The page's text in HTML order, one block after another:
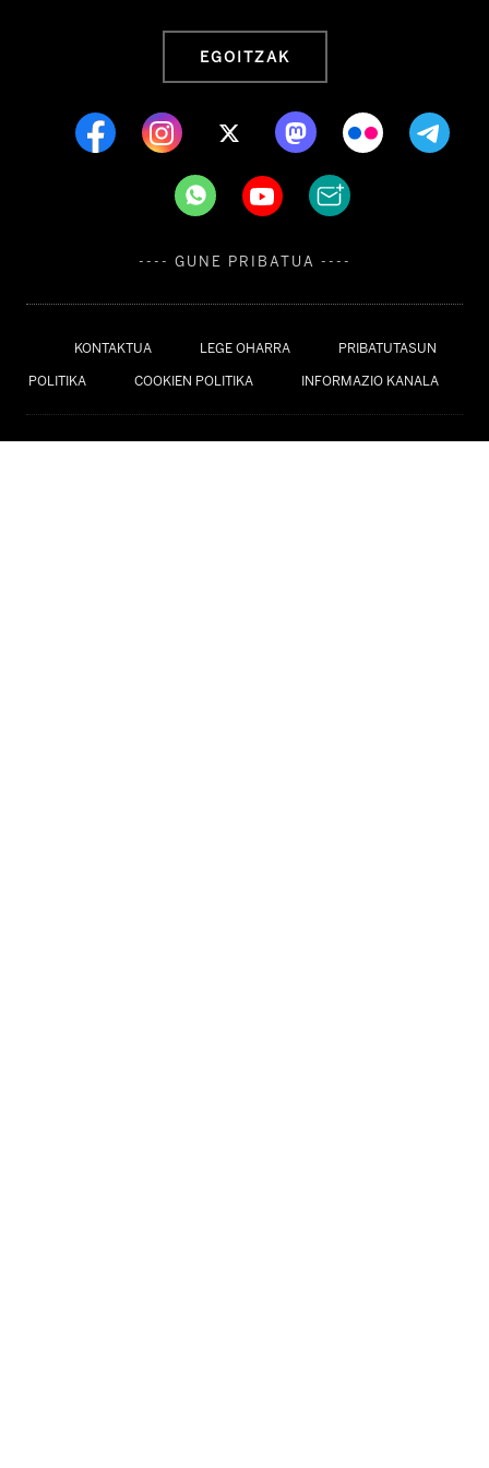
KONTAKTUA LEGE OHARRA PRIBATUTASUN
POLITIKA COOKIEN POLITIKA INFORMAZIO KANALA
EGOITZAK
---- GUNE PRIBATUA ----